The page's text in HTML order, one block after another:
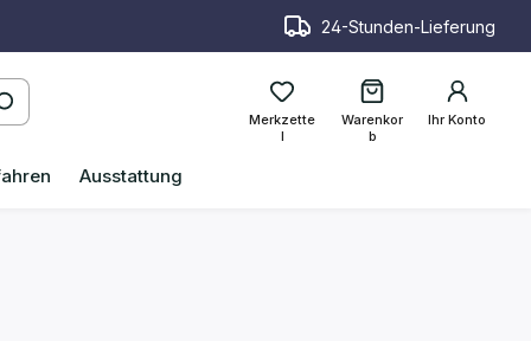
24-Stunden-Lieferung
Merkzette
l
Ihr Konto
Warenkor
b
Ausstattung